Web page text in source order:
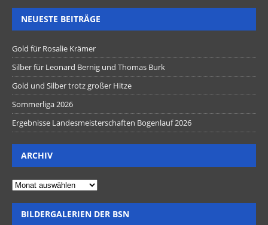
NEUESTE BEITRÄGE
Gold für Rosalie Krämer
Silber für Leonard Bernig und Thomas Burk
Gold und Silber trotz großer Hitze
Sommerliga 2026
Ergebnisse Landesmeisterschaften Bogenlauf 2026
ARCHIV
BILDERGALERIEN DER BSN